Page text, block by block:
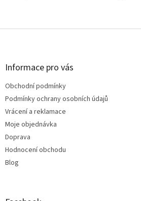
Z
Informace pro vás
Obchodní podmínky
Podmínky ochrany osobních údajů
Vrácení a reklamace
Moje objednávka
Doprava
Hodnocení obchodu
Blog